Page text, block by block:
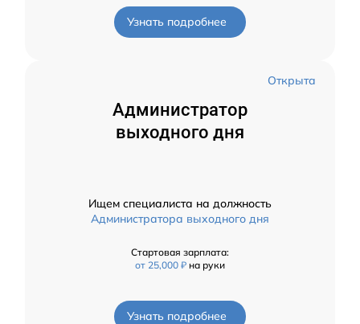
Узнать подробнее
Открыта
Администратор
выходного дня
Ищем специалиста на должность
Администратора выходного дня
Стартовая зарплата:
от 25,000 ₽ на руки
Узнать подробнее